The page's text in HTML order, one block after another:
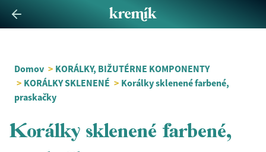
Domov > KORÁLKY, BIŽUTÉRNE KOMPONENTY
> KORÁLKY SKLENENÉ > Korálky sklenené farbené,
praskačky
Korálky sklenené farbené,